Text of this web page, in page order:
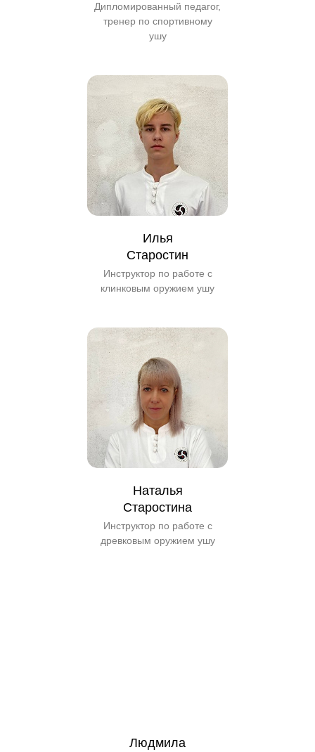
Дипломированный педагог,
тренер по спортивному
ушу
Илья
Старостин
Инструктор по работе с
клинковым оружием ушу
Наталья
Старостина
Инструктор по работе с
древковым оружием ушу
Людмила